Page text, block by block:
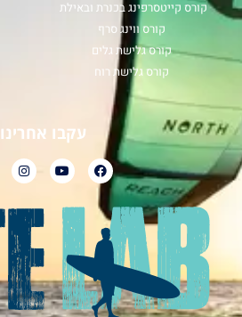
קורס קייטסרפינג בכנרת ובאילת
קורס ווינג סרף
קורס גלישת גלים
קורס גלישת רוח
עקבו אחרינו